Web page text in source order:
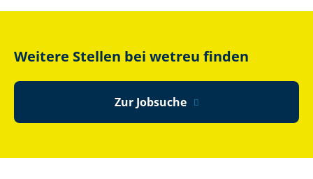
Weitere Stellen bei wetreu finden
Zur Jobsuche